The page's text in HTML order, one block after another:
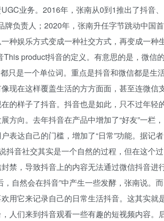
业务。2016年，张南从0到1推出了抖音、
负责人；2020年，张南升任字节跳动中国首
种娱乐方式变成一种社交方式，再变成一种
product抖音的定义。有意思的是，微信的
只是一个单位词。重点是抖音和微信都是生
现在这样覆盖生活的方方面面，甚至连微信
的样子了抖音。抖音也是如此，只不过年轻
向。去年抖音在产品中增加了“好友”一栏，
表达自己的门槛，增加了“日常”功能。据记者
抖音社交其实是一个自然的过程，但在这个过
禁，导致抖音上的内容无法通过微信抖音进
自然会在抖音”中产生一些发酵，张南说。而
用它来记录自己的日常生活抖音。这其实就
人们来到抖音观看一些有趣的短视频内容。